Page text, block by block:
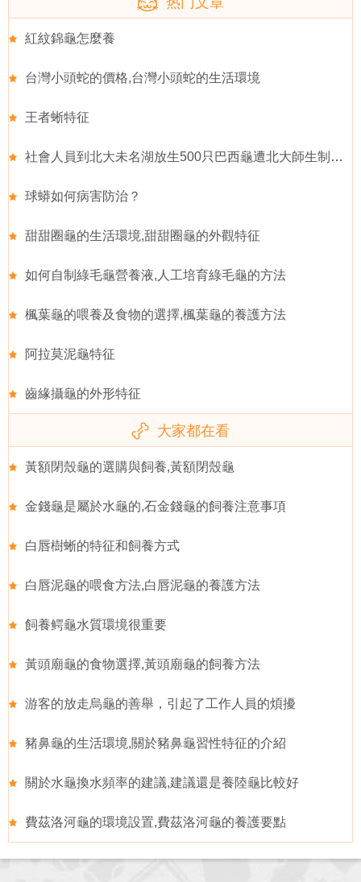
紅紋錦龜怎麼養
台灣小頭蛇的價格,台灣小頭蛇的生活環境
王者蜥特征
社會人員到北大未名湖放生500只巴西龜遭北大師生制止,巴西龜
球蟒如何病害防治？
甜甜圈龜的生活環境,甜甜圈龜的外觀特征
如何自制綠毛龜營養液,人工培育綠毛龜的方法
楓葉龜的喂養及食物的選擇,楓葉龜的養護方法
阿拉莫泥龜特征
齒緣攝龜的外形特征
大家都在看
黃額閉殼龜的選購與飼養,黃額閉殼龜
金錢龜是屬於水龜的,石金錢龜的飼養注意事項
白唇樹蜥的特征和飼養方式
白唇泥龜的喂食方法,白唇泥龜的養護方法
飼養鳄龜水質環境很重要
黃頭廟龜的食物選擇,黃頭廟龜的飼養方法
游客的放走烏龜的善舉，引起了工作人員的煩擾
豬鼻龜的生活環境,關於豬鼻龜習性特征的介紹
關於水龜換水頻率的建議,建議還是養陸龜比較好
費茲洛河龜的環境設置,費茲洛河龜的養護要點